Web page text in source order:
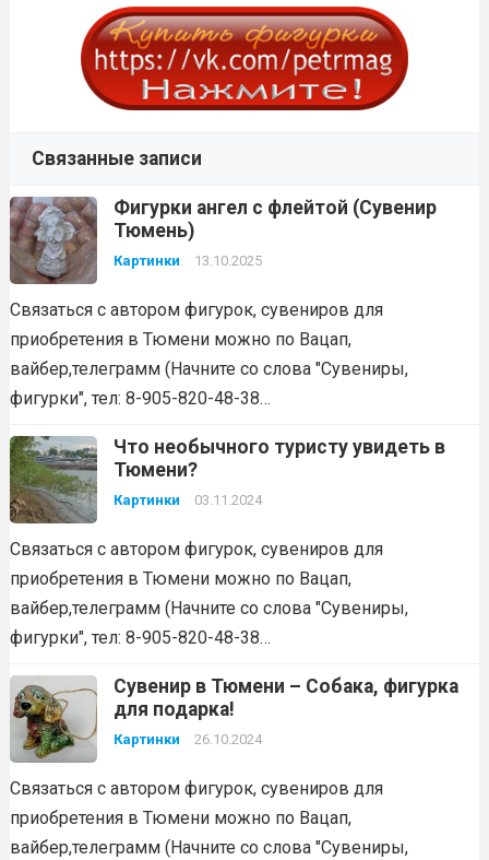
Связанные записи
Фигурки ангел с флейтой (Сувенир
Тюмень)
Картинки 13.10.2025
Связаться с автором фигурок, сувениров для
приобретения в Тюмени можно по Вацап,
вайбер,телеграмм (Начните со слова "Сувениры,
фигурки", тел: 8-905-820-48-38…
Что необычного туристу увидеть в
Тюмени?
Картинки 03.11.2024
Связаться с автором фигурок, сувениров для
приобретения в Тюмени можно по Вацап,
вайбер,телеграмм (Начните со слова "Сувениры,
фигурки", тел: 8-905-820-48-38…
Сувенир в Тюмени – Собака, фигурка
для подарка!
Картинки 26.10.2024
Связаться с автором фигурок, сувениров для
приобретения в Тюмени можно по Вацап,
вайбер,телеграмм (Начните со слова "Сувениры,